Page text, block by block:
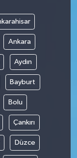
Ankara
Aydın
Bayburt
Bolu
Çankırı
Düzce